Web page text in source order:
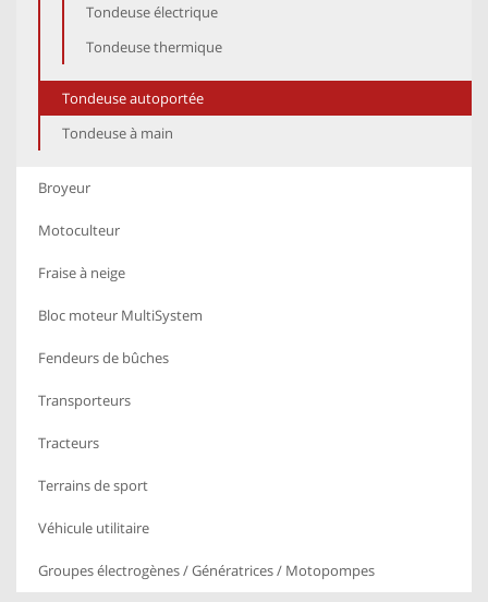
Tondeuse électrique
Tondeuse thermique
Tondeuse autoportée
Tondeuse à main
Broyeur
Motoculteur
Fraise à neige
Bloc moteur MultiSystem
Fendeurs de bûches
Transporteurs
Tracteurs
Terrains de sport
Véhicule utilitaire
Groupes électrogènes / Génératrices / Motopompes